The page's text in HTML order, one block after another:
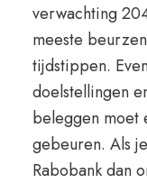
verwachting
meeste
tijdstippen.
doelstellingen
beleggen moet
gebeuren. Als
Rabobank dan